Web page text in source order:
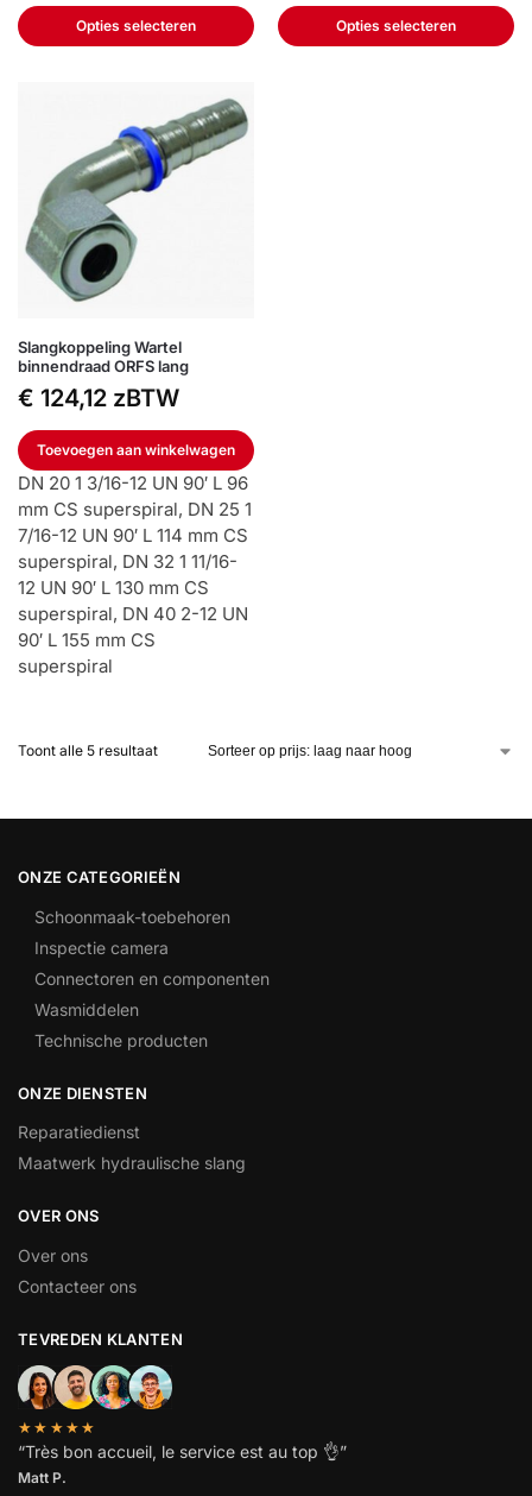
Opties selecteren Opties selecteren
Slangkoppeling Wartel
binnendraad ORFS lang
€ 124,12 zBTW
Toevoegen aan winkelwagen
DN 20 1 3/16-12 UN 90′ L 96
mm CS superspiral, DN 25 1
7/16-12 UN 90′ L 114 mm CS
superspiral, DN 32 1 11/16-
12 UN 90′ L 130 mm CS
superspiral, DN 40 2-12 UN
90′ L 155 mm CS
superspiral
Toont alle 5 resultaat
ONZE CATEGORIEËN
Schoonmaak-toebehoren
Inspectie camera
Connectoren en componenten
Wasmiddelen
Technische producten
ONZE DIENSTEN
Reparatiedienst
Maatwerk hydraulische slang
OVER ONS
Over ons
Contacteer ons
TEVREDEN KLANTEN
★★★★★
“Très bon accueil, le service est au top 👌”
Matt P.